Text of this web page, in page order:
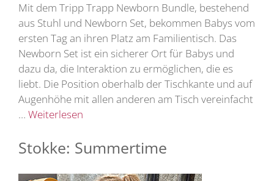
Mit dem Tripp Trapp Newborn Bundle, bestehend
aus Stuhl und Newborn Set, bekommen Babys vom
ersten Tag an ihren Platz am Familientisch. Das
Newborn Set ist ein sicherer Ort für Babys und
dazu da, die Interaktion zu ermöglichen, die es
liebt. Die Position oberhalb der Tischkante und auf
Augenhöhe mit allen anderen am Tisch vereinfacht
… Weiterlesen
Stokke: Summertime